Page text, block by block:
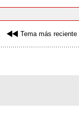
Tema más reciente